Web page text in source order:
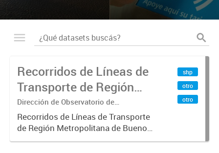
Recorridos de Líneas de
Transporte de Región
Metropolitana de
Buenos Aires (RMBA)
Dirección de Observatorio de
Transporte, Estudio y Sistemas
Recorridos de Líneas de Transporte
de Región Metropolitana de Buenos
Aires (RMBA).-
shp
otro
otro